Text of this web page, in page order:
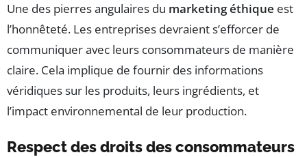
Une des pierres angulaires du marketing éthique est
l’honnêteté. Les entreprises devraient s’efforcer de
communiquer avec leurs consommateurs de manière
claire. Cela implique de fournir des informations
véridiques sur les produits, leurs ingrédients, et
l’impact environnemental de leur production.
Respect des droits des consommateurs